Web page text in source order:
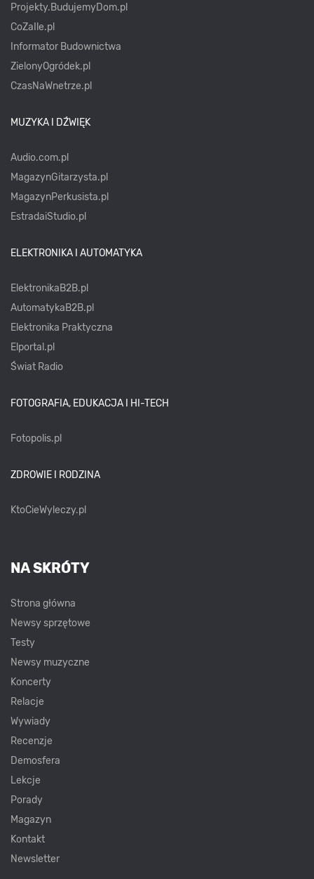
Projekty.BudujemyDom.pl
CoZaIle.pl
Informator Budownictwa
ZielonyOgródek.pl
CzasNaWnetrze.pl
MUZYKA I DŹWIĘK
Audio.com.pl
MagazynGitarzysta.pl
MagazynPerkusista.pl
EstradaiStudio.pl
ELEKTRONIKA I AUTOMATYKA
ElektronikaB2B.pl
AutomatykaB2B.pl
Elektronika Praktyczna
Elportal.pl
Świat Radio
FOTOGRAFIA, EDUKACJA I HI-TECH
Fotopolis.pl
ZDROWIE I RODZINA
KtoCieWyleczy.pl
NA SKRÓTY
Strona główna
Newsy sprzętowe
Testy
Newsy muzyczne
Koncerty
Relacje
Wywiady
Recenzje
Demosfera
Lekcje
Porady
Magazyn
Kontakt
Newsletter